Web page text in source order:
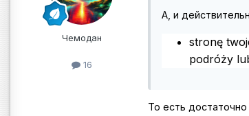
Чемодан
16
А, и
stronę
podróży
То есть